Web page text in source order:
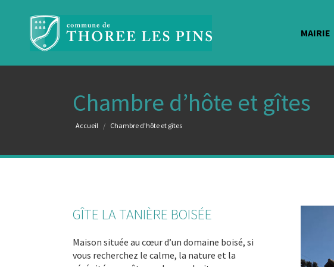
MAIRIE
Chambre d’hôte et gîtes
Vous êtes ici :
Accueil Chambre d’hôte et gîtes
GÎTE LA TANIÈRE BOISÉE
Maison située au cœur d’un domaine boisé, si
vous recherchez le calme, la nature et la